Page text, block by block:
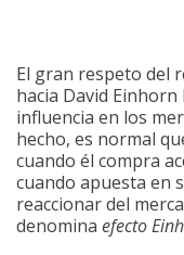
El gran respeto del
hacia David
influencia en los
hecho, es normal
cuando él compra
cuando apuesta en
reaccionar del
denomina efecto